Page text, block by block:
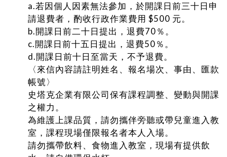
a.若因個人因素無法參加，於開課日前三十日申
請退費者，酌收行政作業費用 $500 元。
b.開課日前二十日提出，退費70％。
c.開課日前十五日提出，退費50％。
d.開課日前十日至當天，不予退費。
〈來信內容請註明姓名、報名場次、事由、匯款
帳號〉
史塔克企業有限公司保有課程調整、變動與開課
之權力。
為維護上課品質，請勿攜伴旁聽或帶兒童進入教
室，課程現場僅限報名者本人入場。
請勿攜帶飲料、食物進入教室，現場有提供飲